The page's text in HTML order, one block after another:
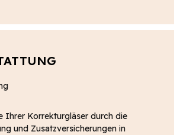
Ihrer Korrekturgläser durch die
und Zusatzversicherungen in